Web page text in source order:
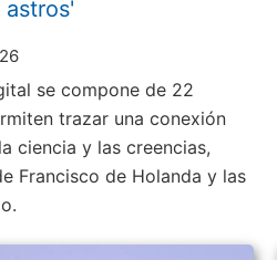
se compone de 22
trazar una conexión
ciencia y las creencias,
Francisco de Holanda y las